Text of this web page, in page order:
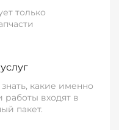
только
какие именно
работы входят в
пакет.